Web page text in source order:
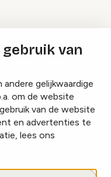
van
andere gelijkwaardige
om de website
van de website
en advertenties te
lees ons